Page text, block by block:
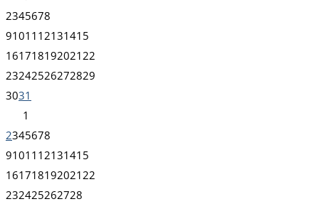
2345678
91011 12131415
161718192021 22
23242526272829
3031
1
2345678
91011 12131415
161718192021 22
232425262728